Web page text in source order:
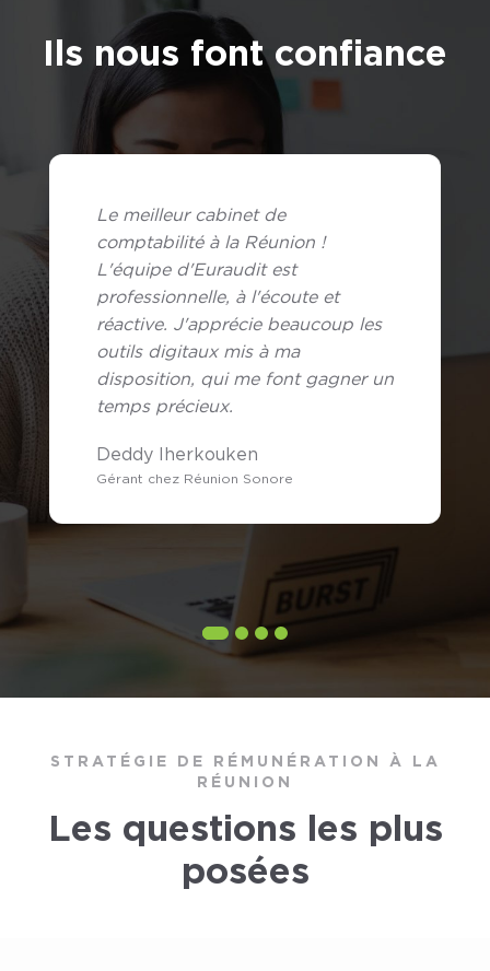
Ils nous font confiance
Le meilleur cabinet de
comptabilité à la Réunion !
L'équipe d'Euraudit est
professionnelle, à l'écoute et
réactive. J'apprécie beaucoup les
outils digitaux mis à ma
disposition, qui me font gagner un
temps précieux.
Deddy Iherkouken
Gérant chez Réunion Sonore
STRATÉGIE DE RÉMUNÉRATION À LA
RÉUNION
Les questions les plus
posées